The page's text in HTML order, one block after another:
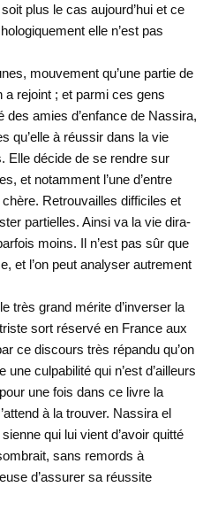
plus le cas aujourd’hui et ce
elle n’est pas
mouvement qu’une partie de
a rejoint ; et parmi ces gens
des amies d’enfance de Nassira,
qu’elle à réussir dans la vie
Elle décide de se rendre sur
et notamment l’une d’entre
Retrouvailles difficiles et
partielles. Ainsi va la vie dira-
moins. Il n’est pas sûr que
et l’on peut analyser autrement
très grand mérite d’inverser la
sort réservé en France aux
ce discours très répandu qu’on
culpabilité qui n’est d’ailleurs
une fois dans ce livre la
à la trouver. Nassira el
qui lui vient d’avoir quitté
sans remords à
d’assurer sa réussite